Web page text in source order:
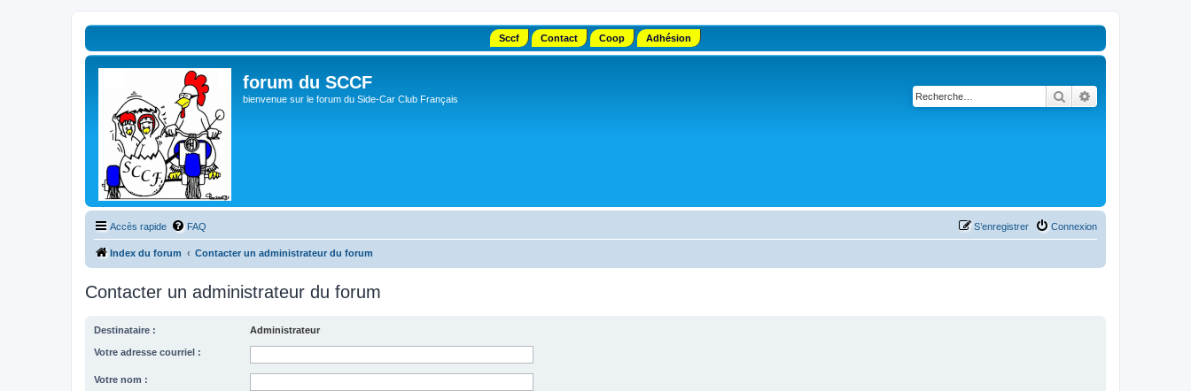
Sccf Contact Coop Adhésion
forum du SCCF
bienvenue sur le forum du Side-Car Club Français Rechercher
Accès rapide FAQ Connexion
S’enregistrer
Index du forum Contacter un administrateur du forum
Contacter un administrateur du forum
Destinataire : Administrateur
Votre adresse courriel :
Votre nom :